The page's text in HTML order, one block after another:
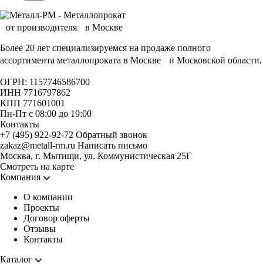
Более 20 лет специализируемся на продаже полного
ассортимента металлопроката в Москве и Московской области.
ОГРН: 1157746586700
ИНН 7716797862
КПП 771601001
Пн-Пт с 08:00 до 19:00
Контакты
+7 (495) 922-92-72 Обратный звонок
zakaz@metall-rm.ru Написать письмо
Москва, г. Мытищи, ул. Коммунистическая 25Г
Смотреть на карте
Компания
О компании
Проекты
Договор оферты
Отзывы
Контакты
Каталог